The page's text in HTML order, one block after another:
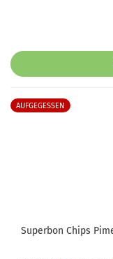
AUFGEGESSEN
Superbon Chips